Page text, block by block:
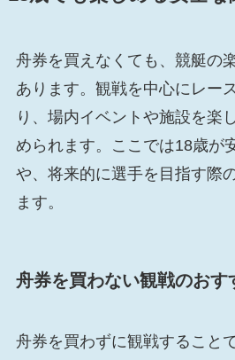
舟券を買えなくても、競艇の
あります。観戦を中心にレー
り、場内イベントや施設を楽
められます。ここでは18歳が
や、将来的に選手を目指す際
ます。
舟券を買わない観戦のおす
舟券を買わずに観戦すること